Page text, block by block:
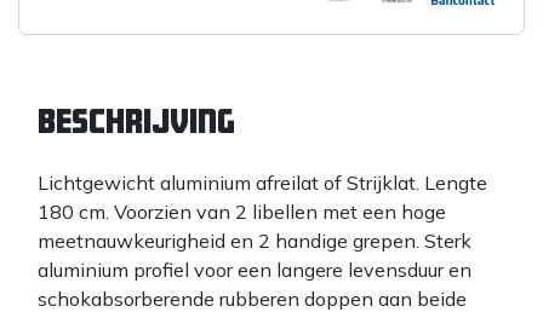
Beschrijving
Lichtgewicht aluminium afreilat of Strijklat. Lengte
180 cm. Voorzien van 2 libellen met een hoge
meetnauwkeurigheid en 2 handige grepen. Sterk
aluminium profiel voor een langere levensduur en
schokabsorberende rubberen doppen aan beide